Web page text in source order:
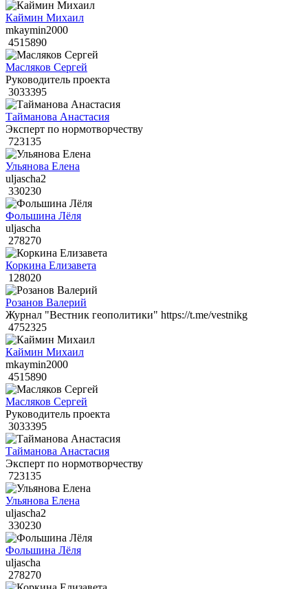
Каймин Михаил
mkaymin2000
4515890
Масляков Сергей
Руководитель проекта
3033395
Тайманова Анастасия
Эксперт по нормотворчеству
723135
Ульянова Елена
uljascha2
330230
Фольшина Лёля
uljascha
278270
Коркина Елизавета
128020
Розанов Валерий
Журнал "Вестник геополитики" https://t.me/vestnikg
4752325
Каймин Михаил
mkaymin2000
4515890
Масляков Сергей
Руководитель проекта
3033395
Тайманова Анастасия
Эксперт по нормотворчеству
723135
Ульянова Елена
uljascha2
330230
Фольшина Лёля
uljascha
278270